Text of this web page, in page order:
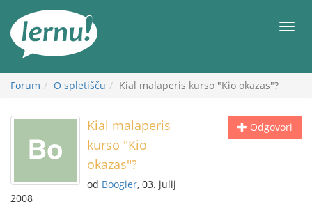
vsebini
Meni
Forum O spletišču Kial malaperis kurso "Kio okazas"?
Odgovori
Kial malaperis
kurso "Kio
okazas"?
od Boogier, 03. julij
2008